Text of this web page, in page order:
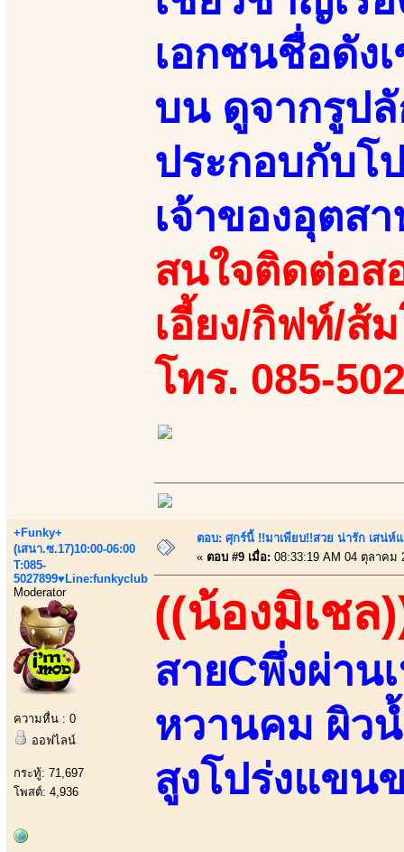
เอกชนชื่อดัง
บน ดูจากรูป
ประกอบกับโ
เจ้าของอุตส
สนใจติดต่อส
เอี้ยง/กิฟท์/ส้
โทร. 085-
+Funky+
(เสนา.ซ.17)10:00-06:00
T:085-
5027899♥Line:funkyclub
Moderator
ความหื่น : 0
ออฟไลน์
กระทู้: 71,697
โพสต์: 4,936
ตอบ: ศุกร์นี้ !!มาเพียบ!!สวย น่ารัก เสน่ห์
« ตอบ #9 เมื่อ: 08:33:19 AM 04 ตุลาคม
((น้องมิเชล
สายCพึ่งผ่าน
หวานคม ผิว
สูงโปร่งแขน